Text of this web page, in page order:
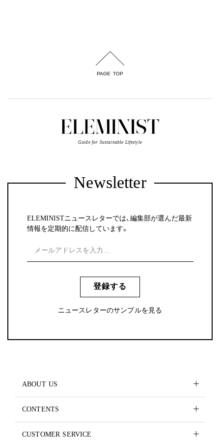
PAGE TOP
Guide for Sustainable Lifestyle
Newsletter
ELEMINISTニュースレターでは、編集部が選んだ最新
情報を定期的に配信しています。
登録する
ニュースレターのサンプルを見る
ABOUT US
CONTENTS
CUSTOMER SERVICE